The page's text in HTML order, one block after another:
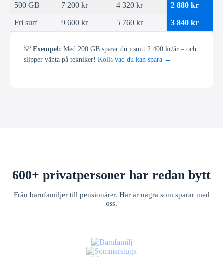
500 GB 7 200 kr 4 320 kr 2 880 kr
Fri surf 9 600 kr 5 760 kr 3 840 kr
💡Exempel: Med 200 GB sparar du i snitt 2 400 kr/år – och
slipper vänta på tekniker! Kolla vad du kan spara →
600+ privatpersoner har redan bytt
Från barnfamiljer till pensionärer. Här är några som sparar med
oss.